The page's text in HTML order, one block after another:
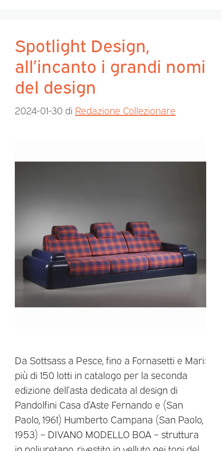
Spotlight Design,
all’incanto i grandi nomi
del design
2024-01-30 di Redazione Collezionare
Da Sottsass a Pesce, fino a Fornasetti e Mari:
più di 150 lotti in catalogo per la seconda
edizione dell’asta dedicata al design di
Pandolfini Casa d’Aste Fernando e (San
Paolo, 1961) Humberto Campana (San Paolo,
1953) – DIVANO MODELLO BOA – struttura
in poliuretano, rivestito in velluto nei toni del